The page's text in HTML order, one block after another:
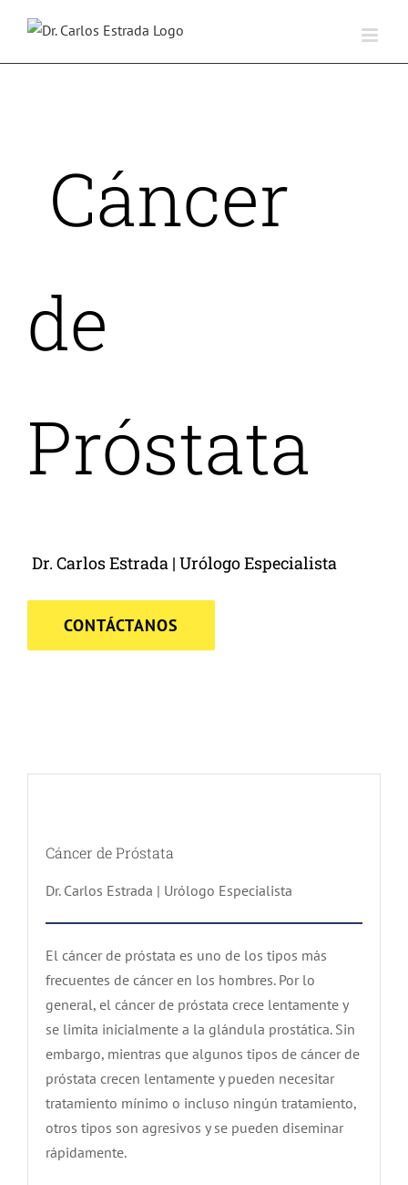
contenido
Cáncer
de
Próstata
Dr. Carlos Estrada | Urólogo Especialista
CONTÁCTANOS
Cáncer de Próstata
Dr. Carlos Estrada | Urólogo Especialista
El cáncer de próstata es uno de los tipos más
frecuentes de cáncer en los hombres. Por lo
general, el cáncer de próstata crece lentamente y
se limita inicialmente a la glándula prostática. Sin
embargo, mientras que algunos tipos de cáncer de
próstata crecen lentamente y pueden necesitar
tratamiento mínimo o incluso ningún tratamiento,
otros tipos son agresivos y se pueden diseminar
rápidamente.